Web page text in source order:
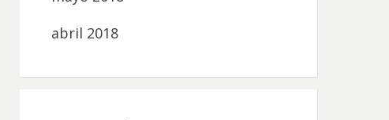
abril 2018